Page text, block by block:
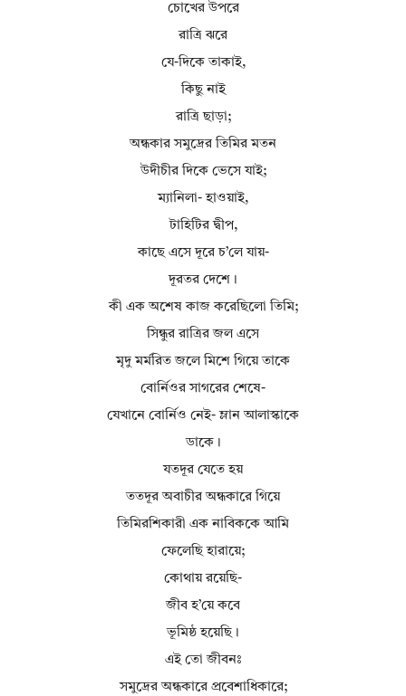
চোখের উপরে
রাত্রি ঝরে
যে-দিকে তাকাই,
কিছু নাই
রাত্রি ছাড়া;
অন্ধকার সমুদ্রের তিমির মতন
উদীচীর দিকে ভেসে যাই;
ম্যানিলা- হাওয়াই,
টাহিটির দ্বীপ,
কাছে এসে দূরে চ’লে যায়-
দূরতর দেশে।
কী এক অশেষ কাজ করেছিলো তিমি;
সিন্ধুর রাত্রির জল এসে
মৃদু মর্মরিত জলে মিশে গিয়ে তাকে
বোর্নিওর সাগরের শেষে-
যেখানে বোর্নিও নেই- ম্লান আলাস্কাকে
ডাকে।
যতদূর যেতে হয়
ততদূর অবাচীর অন্ধকারে গিয়ে
তিমিরশিকারী এক নাবিককে আমি
ফেলেছি হারায়ে;
কোথায় রয়েছি-
জীব হ’য়ে কবে
ভূমিষ্ঠ হয়েছি।
এই তো জীবনঃ
সমুদ্রের অন্ধকারে প্রবেশাধিকারে;